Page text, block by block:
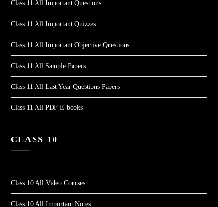
Class 11 All Important Questions
Class 11 All Important Quizzes
Class 11 All Important Objective Questions
Class 11 All Sample Papers
Class 11 All Last Year Questions Papers
Class 11 All PDF E-books
CLASS 10
Class 10 All Video Courses
Class 10 All Important Notes